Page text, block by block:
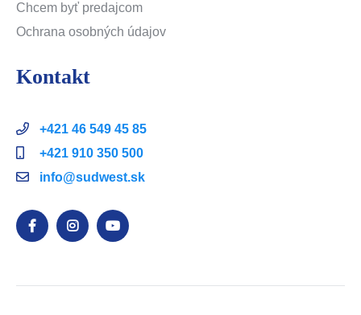
Chcem byť predajcom
Ochrana osobných údajov
Kontakt
+421 46 549 45 85
+421 910 350 500
info@sudwest.sk